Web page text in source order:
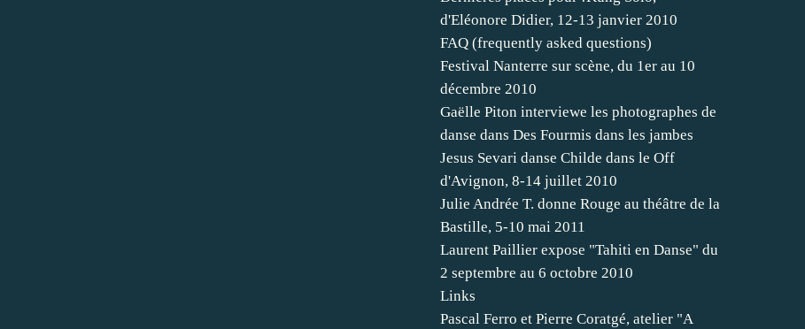
d'Eléonore Didier, 12-13 janvier 2010
FAQ (frequently asked questions)
Festival Nanterre sur scène, du 1er au 10
décembre 2010
Gaëlle Piton interviewe les photographes de
danse dans Des Fourmis dans les jambes
Jesus Sevari danse Childe dans le Off
d'Avignon, 8-14 juillet 2010
Julie Andrée T. donne Rouge au théâtre de la
Bastille, 5-10 mai 2011
Laurent Paillier expose "Tahiti en Danse" du
2 septembre au 6 octobre 2010
Links
Pascal Ferro et Pierre Coratgé, atelier "A